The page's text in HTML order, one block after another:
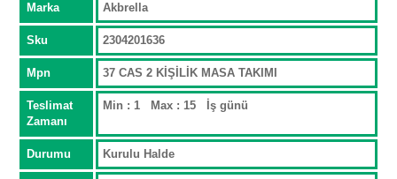
Marka Akbrella
Sku 2304201636
Mpn 37 CAS 2 KİŞİLİK MASA TAKIMI
Teslimat
Zamanı
Min : 1 Max : 15 İş günü
Durumu Kurulu Halde